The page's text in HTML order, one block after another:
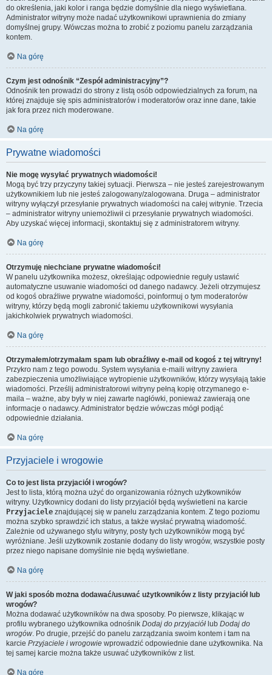
do określenia, jaki kolor i ranga będzie domyślnie dla niego wyświetlana.
Administrator witryny może nadać użytkownikowi uprawnienia do zmiany
domyślnej grupy. Wówczas można to zrobić z poziomu panelu zarządzania
kontem.
Na górę
Czym jest odnośnik “Zespół administracyjny”?
Odnośnik ten prowadzi do strony z listą osób odpowiedzialnych za forum, na
której znajduje się spis administratorów i moderatorów oraz inne dane, takie
jak fora przez nich moderowane.
Na górę
Prywatne wiadomości
Nie mogę wysyłać prywatnych wiadomości!
Mogą być trzy przyczyny takiej sytuacji. Pierwsza – nie jesteś zarejestrowanym
użytkownikiem lub nie jesteś zalogowany/zalogowana. Druga – administrator
witryny wyłączył przesyłanie prywatnych wiadomości na całej witrynie. Trzecia
– administrator witryny uniemożliwił ci przesyłanie prywatnych wiadomości.
Aby uzyskać więcej informacji, skontaktuj się z administratorem witryny.
Na górę
Otrzymuję niechciane prywatne wiadomości!
W panelu użytkownika możesz, określając odpowiednie reguły ustawić
automatyczne usuwanie wiadomości od danego nadawcy. Jeżeli otrzymujesz
od kogoś obraźliwe prywatne wiadomości, poinformuj o tym moderatorów
witryny, którzy będą mogli zabronić takiemu użytkownikowi wysyłania
jakichkolwiek prywatnych wiadomości.
Na górę
Otrzymałem/otrzymałam spam lub obraźliwy e-mail od kogoś z tej witryny!
Przykro nam z tego powodu. System wysyłania e-maili witryny zawiera
zabezpieczenia umożliwiające wytropienie użytkowników, którzy wysyłają takie
wiadomości. Prześlij administratorowi witryny pełną kopię otrzymanego e-
maila – ważne, aby były w niej zawarte nagłówki, ponieważ zawierają one
informacje o nadawcy. Administrator będzie wówczas mógł podjąć
odpowiednie działania.
Na górę
Przyjaciele i wrogowie
Co to jest lista przyjaciół i wrogów?
Jest to lista, którą można użyć do organizowania różnych użytkowników
witryny. Użytkownicy dodani do listy przyjaciół będą wyświetleni na karcie
Przyjaciele znajdującej się w panelu zarządzania kontem. Z tego poziomu
można szybko sprawdzić ich status, a także wysłać prywatną wiadomość.
Zależnie od używanego stylu witryny, posty tych użytkowników mogą być
wyróżniane. Jeśli użytkownik zostanie dodany do listy wrogów, wszystkie posty
przez niego napisane domyślnie nie będą wyświetlane.
Na górę
W jaki sposób można dodawać/usuwać użytkowników z listy przyjaciół lub
wrogów?
Można dodawać użytkowników na dwa sposoby. Po pierwsze, klikając w
profilu wybranego użytkownika odnośnik Dodaj do przyjaciół lub Dodaj do
wrogów. Po drugie, przejść do panelu zarządzania swoim kontem i tam na
karcie Przyjaciele i wrogowie wprowadzić odpowiednie dane użytkownika. Na
tej samej karcie można także usuwać użytkowników z list.
Na górę